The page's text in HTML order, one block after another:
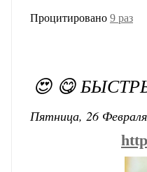
Процитировано 9 раз
😍 😋
Пятница, 26